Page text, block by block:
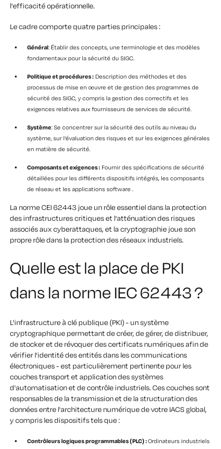
l'efficacité opérationnelle.
Le cadre comporte quatre parties principales :
Général: Établir des concepts, une terminologie et des modèles
fondamentaux pour la sécurité du SIGC.
Politique et procédures : Description des méthodes et des
processus de mise en œuvre et de gestion des programmes de
sécurité des SIGC, y compris la gestion des correctifs et les
exigences relatives aux fournisseurs de services de sécurité.
Système: Se concentrer sur la sécurité des outils au niveau du
système, sur l'évaluation des risques et sur les exigences générales
en matière de sécurité.
Composants et exigences : Fournir des spécifications de sécurité
détaillées pour les différents dispositifs intégrés, les composants
de réseau et les applications software .
La norme CEI 62443 joue un rôle essentiel dans la protection
des infrastructures critiques et l'atténuation des risques
associés aux cyberattaques, et la cryptographie joue son
propre rôle dans la protection des réseaux industriels.
Quelle est la place de PKI
dans la norme IEC 62443 ?
L'infrastructure à clé publique (PKI) - un système
cryptographique permettant de créer, de gérer, de distribuer,
de stocker et de révoquer des certificats numériques afin de
vérifier l'identité des entités dans les communications
électroniques - est particulièrement pertinente pour les
couches transport et application des systèmes
d'automatisation et de contrôle industriels. Ces couches sont
responsables de la transmission et de la structuration des
données entre l'architecture numérique de votre IACS global,
y compris les dispositifs tels que :
Contrôleurs logiques programmables (PLC) :Ordinateurs industriels